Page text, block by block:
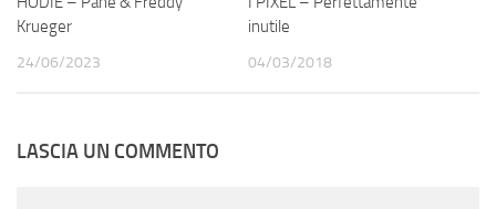
Krueger
24/06/2023
inutile
04/03/2018
LASCIA UN COMMENTO